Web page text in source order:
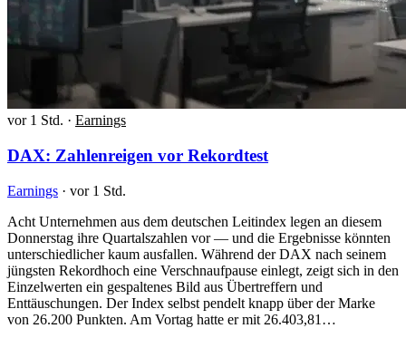
vor 1 Std. · Earnings
DAX: Zahlenreigen vor Rekordtest
Earnings · vor 1 Std.
Acht Unternehmen aus dem deutschen Leitindex legen an diesem
Donnerstag ihre Quartalszahlen vor — und die Ergebnisse könnten
unterschiedlicher kaum ausfallen. Während der DAX nach seinem
jüngsten Rekordhoch eine Verschnaufpause einlegt, zeigt sich in den
Einzelwerten ein gespaltenes Bild aus Übertreffern und
Enttäuschungen. Der Index selbst pendelt knapp über der Marke
von 26.200 Punkten. Am Vortag hatte er mit 26.403,81…